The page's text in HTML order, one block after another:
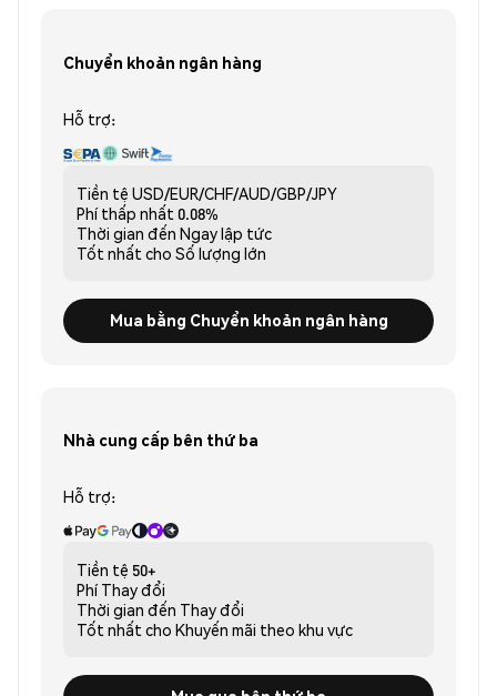
Chuyển khoản ngân hàng
Hỗ trợ:
Tiền tệ USD/EUR/CHF/AUD/GBP/JPY
Phí thấp nhất 0.08%
Thời gian đến Ngay lập tức
Tốt nhất cho Số lượng lớn
Mua bằng Chuyển khoản ngân hàng
Nhà cung cấp bên thứ ba
Hỗ trợ:
Tiền tệ 50+
Phí Thay đổi
Thời gian đến Thay đổi
Tốt nhất cho Khuyến mãi theo khu vực